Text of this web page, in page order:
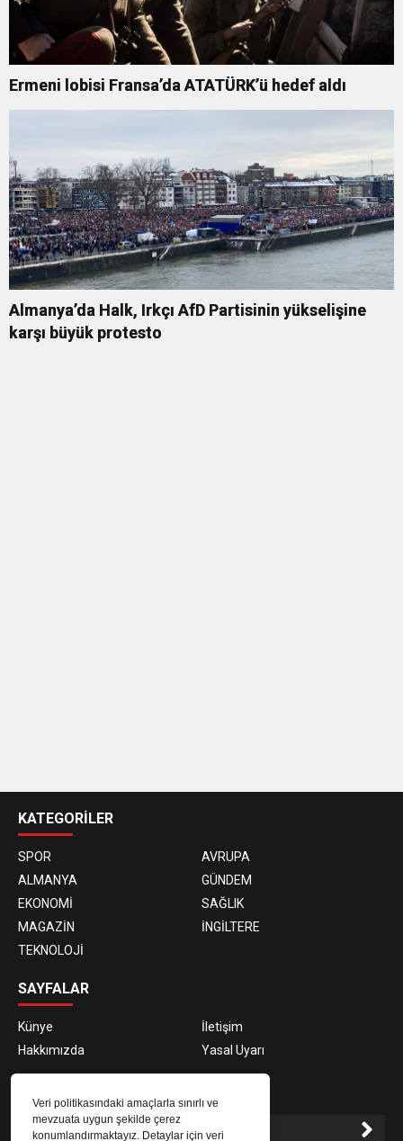
Veri politikasındaki amaçlarla sınırlı ve
mevzuata uygun şekilde çerez
konumlandırmaktayız. Detaylar için veri
Ermeni lobisi Fransa’da ATATÜRK’ü hedef aldı
Almanya’da Halk, Irkçı AfD Partisinin yükselişine
karşı büyük protesto
siteleri
KATEGORİLER
SPOR
AVRUPA
ALMANYA
GÜNDEM
EKONOMİ
SAĞLIK
MAGAZİN
İNGİLTERE
TEKNOLOJİ
SAYFALAR
Künye
İletişim
Hakkımızda
Yasal Uyarı